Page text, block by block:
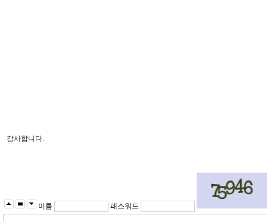
감사합니다.
이름 패스워드